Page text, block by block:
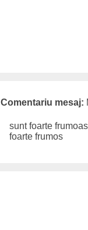
Comentariu mesaj:
sunt foarte
foarte frumos